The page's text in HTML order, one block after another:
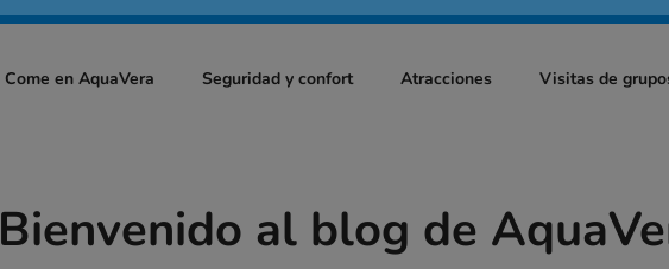
Come en AquaVera Seguridad y confort Atracciones Visitas de
Bienvenido al blog de